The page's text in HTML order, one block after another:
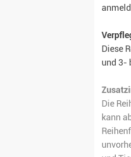
Diese
und 3-
Die
kann